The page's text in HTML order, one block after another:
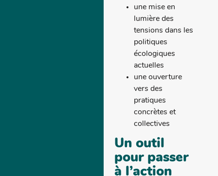
une mise en
lumière des
tensions dans les
politiques
écologiques
actuelles
une ouverture
vers des
pratiques
concrètes et
collectives
Un outil
pour passer
à l’action